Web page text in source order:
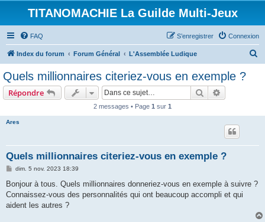
TITANOMACHIE La Guilde Multi-Jeux
FAQ Connexion
S’enregistrer
Index du forum Forum Général L'Assemblée Ludique
Quels millionnaires citeriez-vous en exemple ?
Répondre Rechercher
2 messages • Page 1 sur 1
Ares
Quels millionnaires citeriez-vous en exemple ?
M
s
a
g
dim. 5 nov. 2023 18:39
Bonjour à tous. Quels millionnaires donneriez-vous en exemple à suivre ?
Connaissez-vous des personnalités qui ont beaucoup accompli et qui
aident les autres ?